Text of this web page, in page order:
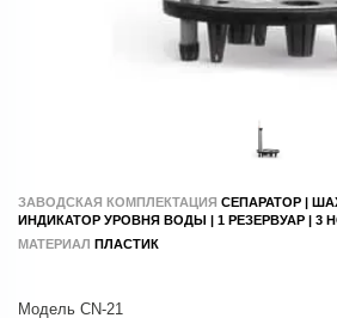
ЗАВОДСКАЯ КОМПЛЕКТАЦИЯ СЕПАРАТОР |
ИНДИКАТОР УРОВНЯ ВОДЫ | 1 РЕЗЕРВУАР | 3
МАТЕРИАЛ ПЛАСТИК